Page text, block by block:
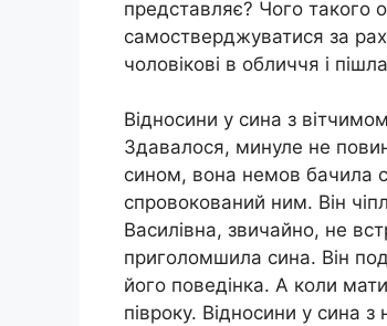
представляє? Чого такого
самостверджуватися за
чоловікові в обличчя і
Відносини у сина з
Здавалося, минуле не
сином, вона немов бачила
спровокований ним. Він
Василівна, звичайно, не
приголомшила сина. Він
його поведінка. А коли
півроку. Відносини у сина